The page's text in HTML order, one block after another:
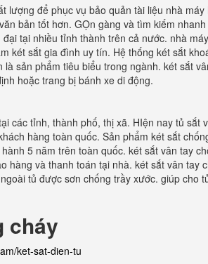
lượng để phục vụ bảo quản tài liệu nhà máy
bản tốt hơn. GỌn gàng và tìm kiếm
tại nhiều tỉnh thành trên cả nước. nhà
két sắt gia đình uy tín. Hệ thống két sắt
sản phẩm tiêu biểu trong ngành. két sắt
hoặc trang bị bánh xe di động.
các tỉnh, thành phố, thị xã. HIện nay tủ sắt
hàng toàn quốc. Sản phẩm két sắt
5 năm trên toàn quốc. két sắt vân tay
hàng và thanh toán tại nhà. két sắt vân tay
tủ được sơn chống trầy xước. giúp cho
cháy
ket-sat-dien-tu